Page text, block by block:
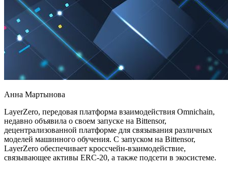
Анна Мартынова
LayerZero, передовая платформа взаимодействия Omnichain,
недавно объявила о своем запуске на Bittensor,
децентрализованной платформе для связывания различных
моделей машинного обучения. С запуском на Bittensor,
LayerZero обеспечивает кроссчейн-взаимодействие,
связывающее активы ERC-20, а также подсети в экосистеме.